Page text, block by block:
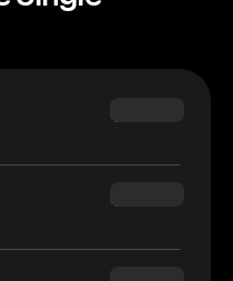
$69.90
$54.90